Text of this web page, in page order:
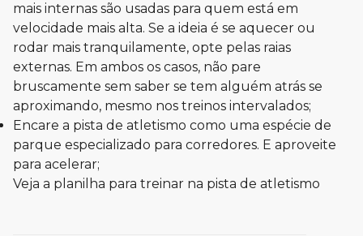
mais internas são usadas para quem está em
velocidade mais alta. Se a ideia é se aquecer ou
rodar mais tranquilamente, opte pelas raias
externas. Em ambos os casos, não pare
bruscamente sem saber se tem alguém atrás se
aproximando, mesmo nos treinos intervalados;
Encare a pista de atletismo como uma espécie de
parque especializado para corredores. E aproveite
para acelerar;
Veja a planilha para treinar na pista de atletismo